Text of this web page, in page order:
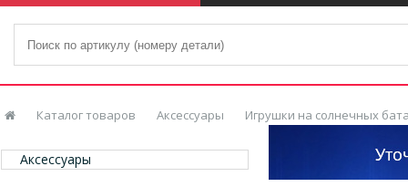
Каталог товаров Аксессуары Игрушки на солнечных
Аксессуары